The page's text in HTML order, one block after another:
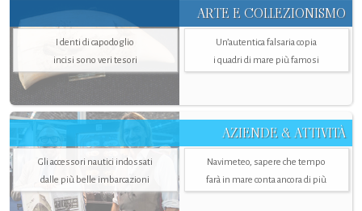
ARTE E COLLEZIONISMO
I denti di capodoglio
incisi sono veri tesori
Un’autentica falsaria copia
i quadri di mare più famosi
AZIENDE & ATTIVITÀ
Gli accessori nautici indossati
dalle più belle imbarcazioni
Navimeteo, sapere che tempo
farà in mare conta ancora di più